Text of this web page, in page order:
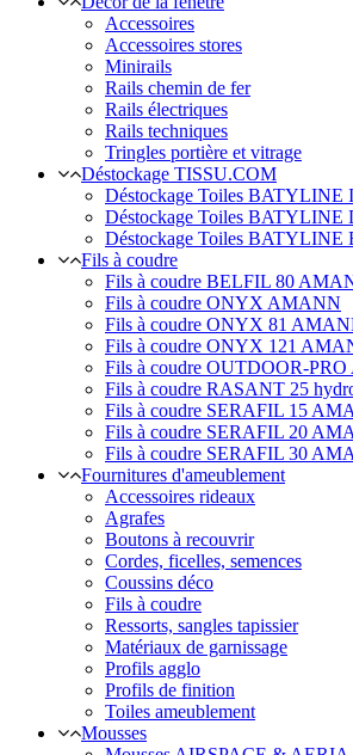
Accessoires
Accessoires stores
Minirails
Rails chemin de fer
Rails électriques
Rails techniques
Tringles portière et vitrage
Déstockage TISSU.COM
Déstockage Toiles BATYLINE
Déstockage Toiles BATYLINE
Déstockage Toiles BATYLINE
Fils à coudre
Fils à coudre BELFIL 80
Fils à coudre ONYX AMANN
Fils à coudre ONYX 81
Fils à coudre ONYX 121
Fils à coudre OUTDOOR-
Fils à coudre RASANT 25
Fils à coudre SERAFIL 15
Fils à coudre SERAFIL 20
Fils à coudre SERAFIL 30
Fournitures d'ameublement
Accessoires rideaux
Agrafes
Boutons à recouvrir
Cordes, ficelles, semences
Coussins déco
Fils à coudre
Ressorts, sangles tapissier
Matériaux de garnissage
Profils agglo
Profils de finition
Toiles ameublement
Mousses